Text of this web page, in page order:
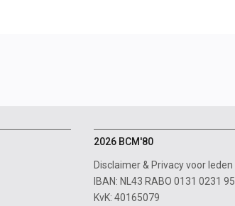
2026 BCM'80
Disclaimer& Privacy voor leden
IBAN: NL43 RABO 0131 0231 95
KvK: 40165079